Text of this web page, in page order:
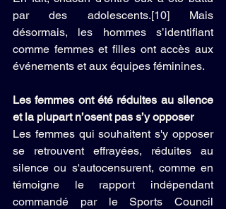
par des adolescents.[10] Mais
désormais, les hommes s’identifiant
comme femmes et filles ont accès aux
événements et aux équipes féminines.
Les femmes ont été réduites au silence
et la plupart n’osent pas s’y opposer
Les femmes qui souhaitent s'y opposer
se retrouvent effrayées, réduites au
silence ou s'autocensurent, comme en
témoigne le rapport indépendant
commandé par le Sports Council